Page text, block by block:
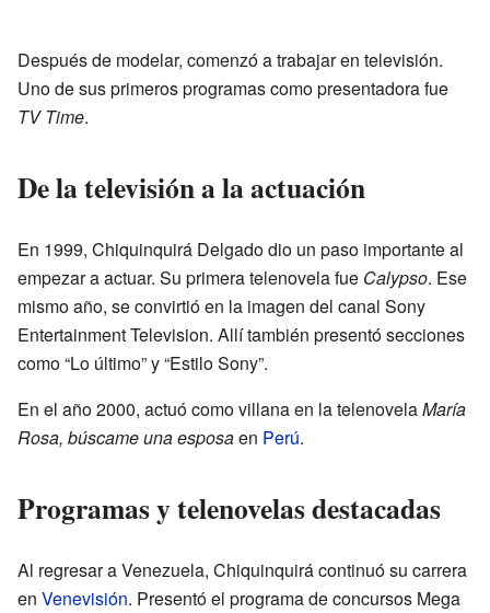
Después de modelar, comenzó a trabajar en televisión.
Uno de sus primeros programas como presentadora fue
TV Time.
De la televisión a la actuación
En 1999, Chiquinquirá Delgado dio un paso importante al
empezar a actuar. Su primera telenovela fue Calypso. Ese
mismo año, se convirtió en la imagen del canal Sony
Entertainment Television. Allí también presentó secciones
como “Lo último” y “Estilo Sony”.
En el año 2000, actuó como villana en la telenovelaMaría
Rosa, búscame una esposaen Perú.
Programas y telenovelas destacadas
Al regresar a Venezuela, Chiquinquirá continuó su carrera
en Venevisión. Presentó el programa de concursos Mega